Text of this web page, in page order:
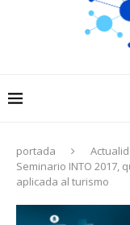
portada
Seminario INTO 2017,
aplicada al turismo